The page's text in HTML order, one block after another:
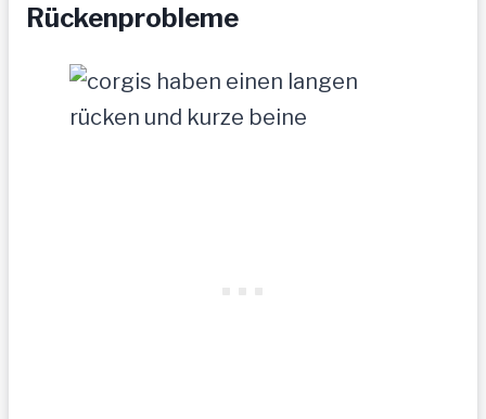
Rückenprobleme